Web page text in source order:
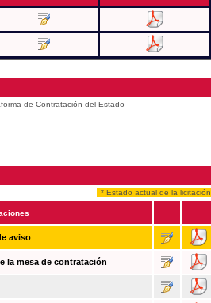
de Contratación del Estado
* Estado actual de la licitación
aviso
la mesa de contratación